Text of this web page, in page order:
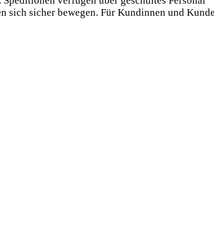
sich sicher bewegen. Für Kundinnen und